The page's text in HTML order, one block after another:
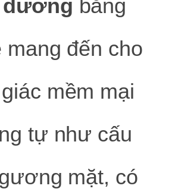
dương bằng
mang đến cho
mềm mại
tự như cấu
mặt, có